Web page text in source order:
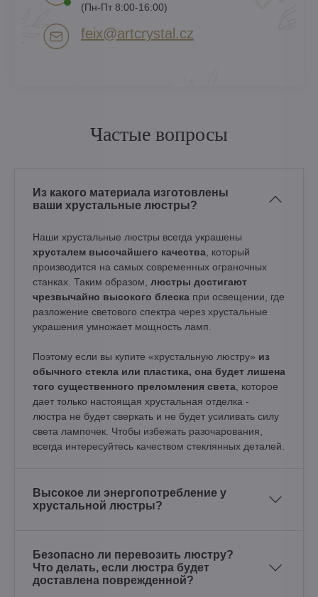
(Пн-Пт 8:00-16:00)
feix​@artcrystal​.cz
Частые вопросы
Из какого материала изготовлены
ваши хрустальные люстры?
Наши хрустальные люстры всегда украшены
хрусталем высочайшего качества , который
производится на самых современных ограночных
станках. Таким образом, люстры достигают
чрезвычайно высокого блеска при освещении, где
разложение светового спектра через хрустальные
украшения умножает мощность ламп.
Поэтому если вы купите «хрустальную люстру» из
обычного стекла или пластика, она будет лишена
того существенного преломления света , которое
дает только настоящая хрустальная отделка -
люстра не будет сверкать и не будет усиливать силу
света лампочек. Чтобы избежать разочарования,
всегда интересуйтесь качеством стеклянных деталей.
Высокое ли энергопотребление у
хрустальной люстры?
Безопасно ли перевозить люстру?
Что делать, если люстра будет
доставлена поврежденной?